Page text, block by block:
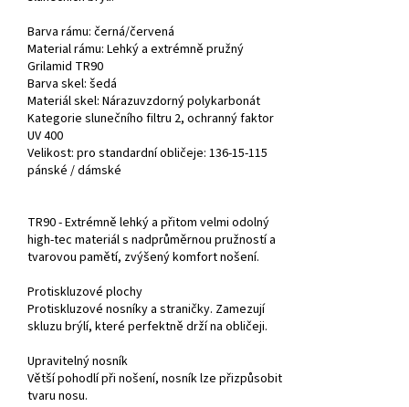
Barva rámu: černá/červená
Material rámu: Lehký a extrémně pružný
Grilamid TR90
Barva skel: šedá
Materiál skel: Nárazuvzdorný polykarbonát
Kategorie slunečního filtru 2, ochranný faktor
UV 400
Velikost: pro standardní obličeje: 136-15-115
pánské /dámské
TR90 - Extrémně lehký a přitom velmi odolný
high-tec materiál s nadprůměrnou pružností a
tvarovou pamětí, zvýšený komfort nošení.
Protiskluzové plochy
Protiskluzové nosníky a straničky. Zamezují
skluzu brýlí, které perfektně drží na obličeji.
Upravitelný nosník
Větší pohodlí při nošení, nosník lze přizpůsobit
tvaru nosu.